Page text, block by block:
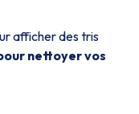
afficher des tris
nettoyer vos